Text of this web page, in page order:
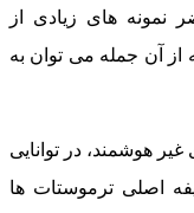
نمونه های زیادی از
آن جمله می توان به
هوشمند، در توانایی
اصلی ترموستات ها